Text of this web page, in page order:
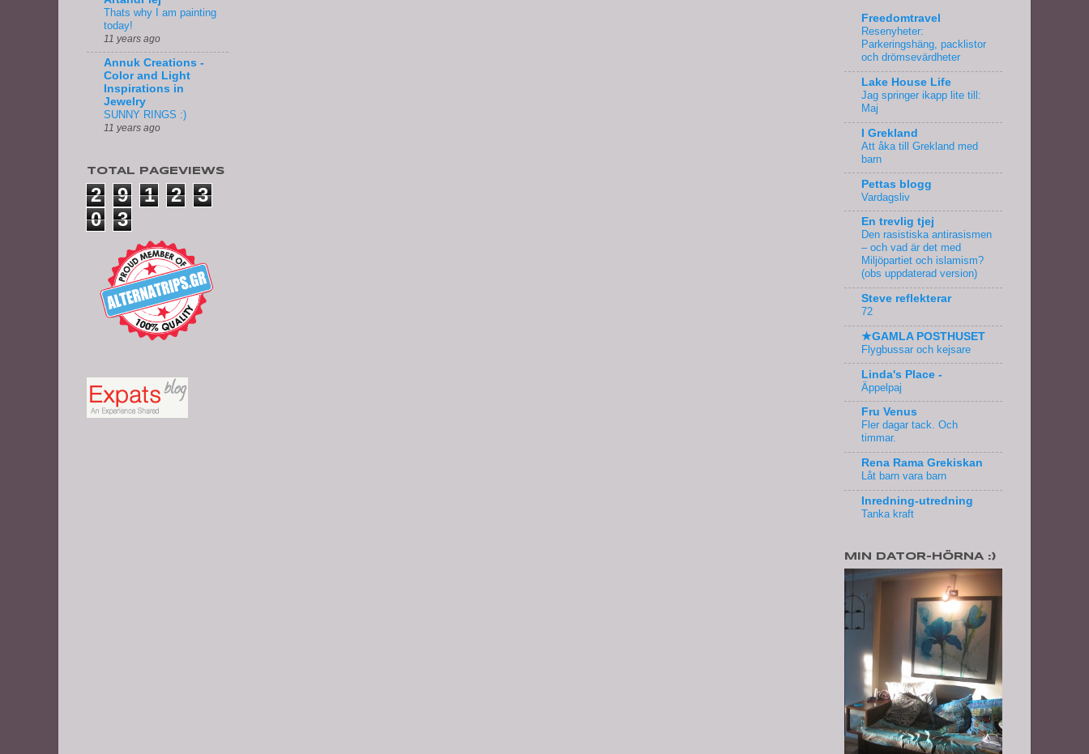
Thats why I am painting
today!
11 years ago
Annuk Creations -
Color and Light
Inspirations in
Jewelry
SUNNY RINGS :)
11 years ago
TOTAL PAGEVIEWS
2 9 1 2
3
0
3
Freedomtravel
Resenyheter:
Parkeringshäng, packlistor
och drömsevärdheter
Lake House Life
Jag springer ikapp lite till:
Maj
I Grekland
Att åka till Grekland med
barn
Pettas blogg
Vardagsliv
En trevlig tjej
Den rasistiska antirasismen
– och vad är det med
Miljöpartiet och islamism?
(obs uppdaterad version)
Steve reflekterar
72
★GAMLA POSTHUSET
Flygbussar och kejsare
Linda's Place -
Äppelpaj
Fru Venus
Fler dagar tack. Och
timmar.
Rena Rama Grekiskan
Låt barn vara barn
Inredning-utredning
Tanka kraft
MIN DATOR-HÖRNA :)